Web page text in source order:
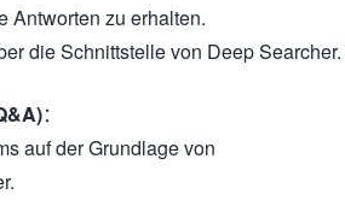
Antworten zu erhalten.
die Schnittstelle von Deep Searcher.
：
auf der Grundlage von